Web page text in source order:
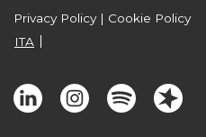
Privacy Policy | Cookie Policy
ITA